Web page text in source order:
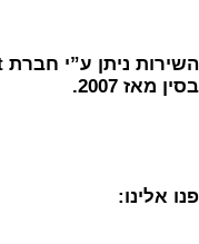
בסין מאז 2007.
פנו אלינו: